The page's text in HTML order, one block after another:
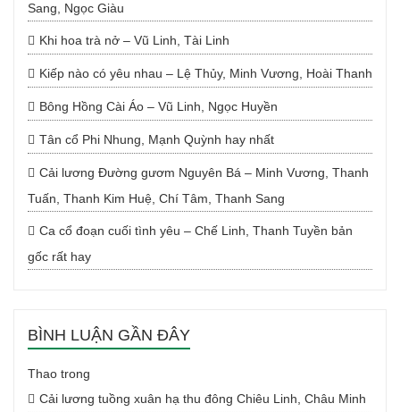
Sang, Ngọc Giàu
Khi hoa trà nở – Vũ Linh, Tài Linh
Kiếp nào có yêu nhau – Lệ Thủy, Minh Vương, Hoài Thanh
Bông Hồng Cài Áo – Vũ Linh, Ngọc Huyền
Tân cổ Phi Nhung, Mạnh Quỳnh hay nhất
Cải lương Đường gươm Nguyên Bá – Minh Vương, Thanh
Tuấn, Thanh Kim Huệ, Chí Tâm, Thanh Sang
Ca cổ đoạn cuối tình yêu – Chế Linh, Thanh Tuyền bản
gốc rất hay
BÌNH LUẬN GẦN ĐÂY
Thao trong
Cải lương tuồng xuân hạ thu đông Chiêu Linh, Châu Minh